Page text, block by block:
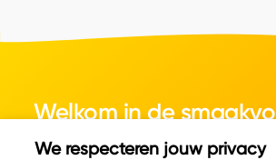
Welkom in de
van kaas.
We respecteren jouw privacy